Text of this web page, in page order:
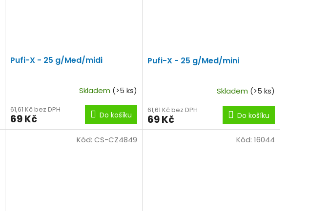
Pufi-X - 25 g/Med/midi
Skladem (>5 ks)
61,61 Kč bez DPH
69 Kč Do košíku
Pufi-X - 25 g/Med/mini
Skladem (>5 ks)
61,61 Kč bez DPH
69 Kč Do košíku
Kód: CS-CZ4849 Kód: 16044